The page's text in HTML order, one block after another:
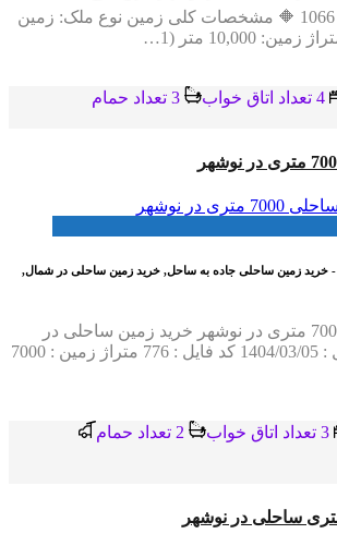
1404/09/11 کد فایل: 1066 🔶 مشخصات کلی زمین نوع ملک: زمین
10,000 متر (1…
- خرید زمین ساحلی جاده به ساحل, خرید زمین ساحلی در شمال,
خرید زمین ساحلی 7000 متری در نوشهر خرید زمین ساحلی در
شمال تاریخ درج فایل : 1404/03/05 کد فایل : 776 متراژ زمین : 7000